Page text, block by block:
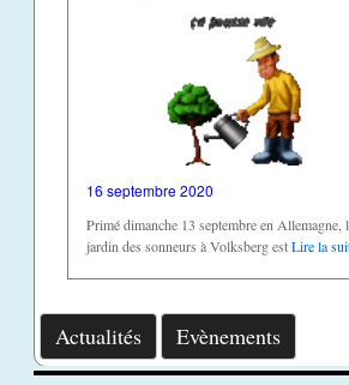
16 septembre 2020
Primé dimanche 13 septembre en Allemagne,
jardin des sonneurs à Volksberg estLire la
Actualités Evènements